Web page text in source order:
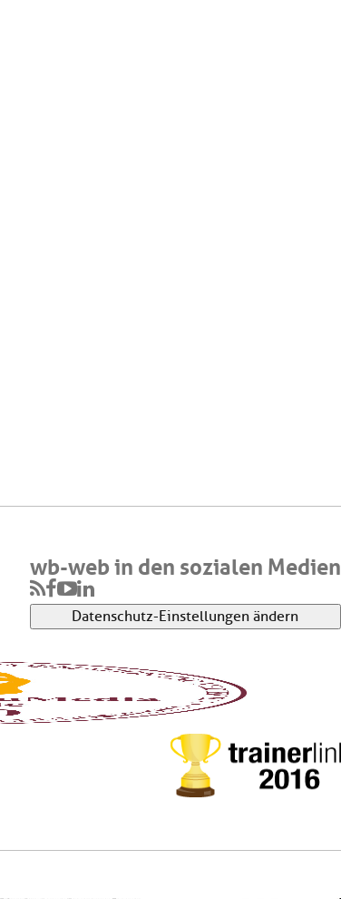
wb-web in den sozialen Medien
Datenschutz-Einstellungen ändern